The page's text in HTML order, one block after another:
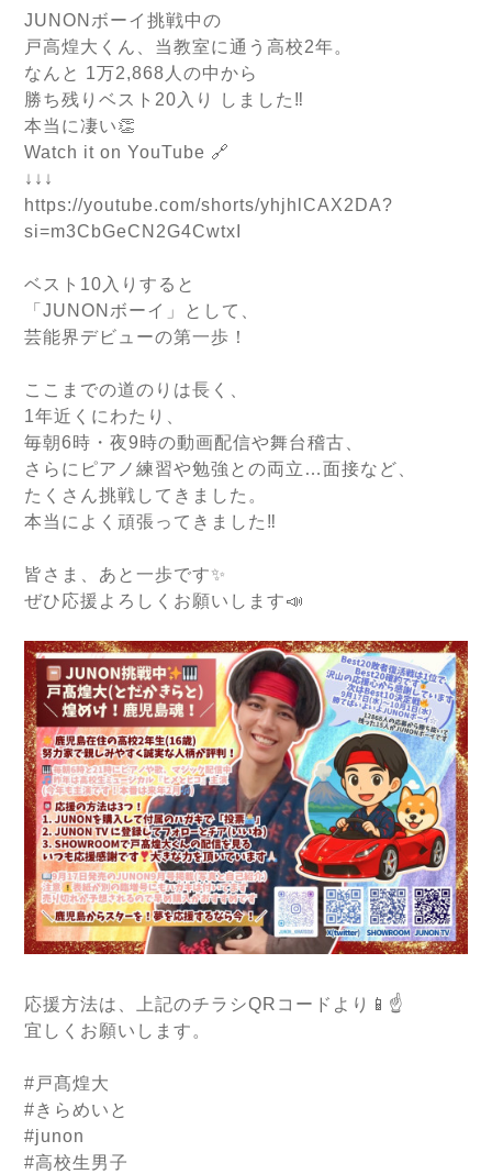
JUNONボーイ挑戦中の
戸高煌大くん、当教室に通う高校2年。
なんと 1万2,868人の中から
勝ち残りベスト20入り しました‼️
本当に凄い👏
Watch it on YouTube 🔗
↓↓↓
https://youtube.com/shorts/yhjhlCAX2DA?
si=m3CbGeCN2G4CwtxI
ベスト10入りすると
「JUNONボーイ」として、
芸能界デビューの第一歩！
ここまでの道のりは長く、
1年近くにわたり、
毎朝6時・夜9時の動画配信や舞台稽古、
さらにピアノ練習や勉強との両立…面接など、
たくさん挑戦してきました。
本当によく頑張ってきました‼️
皆さま、あと一歩です✨
ぜひ応援よろしくお願いします📣
応援方法は、上記のチラシQRコードより📱☝️
宜しくお願いします。
#戸髙煌大
#きらめいと
#junon
#高校生男子